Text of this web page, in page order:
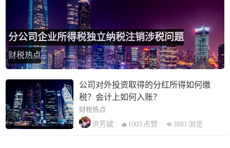
分公司企业所得税独立纳税注销涉税问题
财税热点
公司对外投资取得的分红所得如何缴
税？会计上如何入账？
财税热点
洪芳斌
1003 点赞 3881 浏览